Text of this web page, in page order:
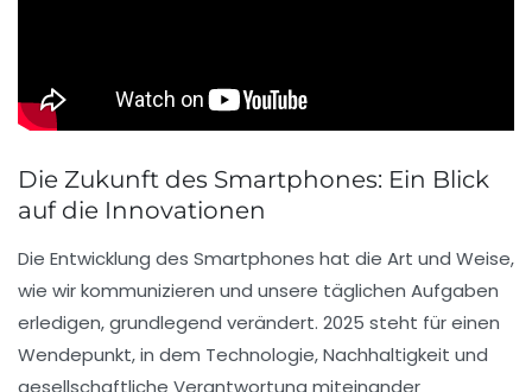
Die Zukunft des Smartphones: Ein Blick
auf die Innovationen
Die Entwicklung des Smartphones hat die Art und Weise,
wie wir kommunizieren und unsere täglichen Aufgaben
erledigen, grundlegend verändert. 2025 steht für einen
Wendepunkt, in dem Technologie,Nachhaltigkeit und
gesellschaftliche Verantwortung miteinander